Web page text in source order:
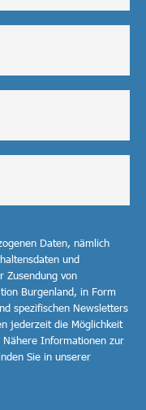
Daten, nämlich
und
Zusendung von
Burgenland, in Form
spezifischen Newsletters
jederzeit die Möglichkeit
Informationen zur
Sie in unserer